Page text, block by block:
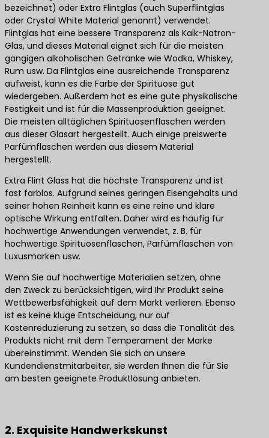
bezeichnet) oder Extra Flintglas (auch Superflintglas
oder Crystal White Material genannt) verwendet.
Flintglas hat eine bessere Transparenz als Kalk-Natron-
Glas, und dieses Material eignet sich für die meisten
gängigen alkoholischen Getränke wie Wodka, Whiskey,
Rum usw. Da Flintglas eine ausreichende Transparenz
aufweist, kann es die Farbe der Spirituose gut
wiedergeben. Außerdem hat es eine gute physikalische
Festigkeit und ist für die Massenproduktion geeignet.
Die meisten alltäglichen Spirituosenflaschen werden
aus dieser Glasart hergestellt. Auch einige preiswerte
Parfümflaschen werden aus diesem Material
hergestellt.
Extra Flint Glass hat die höchste Transparenz und ist
fast farblos. Aufgrund seines geringen Eisengehalts und
seiner hohen Reinheit kann es eine reine und klare
optische Wirkung entfalten. Daher wird es häufig für
hochwertige Anwendungen verwendet, z. B. für
hochwertige Spirituosenflaschen, Parfümflaschen von
Luxusmarken usw.
Wenn Sie auf hochwertige Materialien setzen, ohne
den Zweck zu berücksichtigen, wird Ihr Produkt seine
Wettbewerbsfähigkeit auf dem Markt verlieren. Ebenso
ist es keine kluge Entscheidung, nur auf
Kostenreduzierung zu setzen, so dass die Tonalität des
Produkts nicht mit dem Temperament der Marke
übereinstimmt. Wenden Sie sich an unsere
Kundendienstmitarbeiter, sie werden Ihnen die für Sie
am besten geeignete Produktlösung anbieten.
2. Exquisite Handwerkskunst